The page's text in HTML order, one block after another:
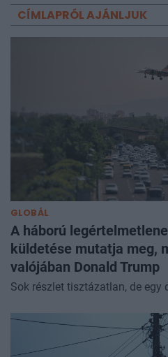
CÍMLAPRÓL AJÁNLJUK
GLOBÁL
A háború
küldetése mutatja meg,
valójában Donald Trump
Sok részlet tisztázatlan, de egy